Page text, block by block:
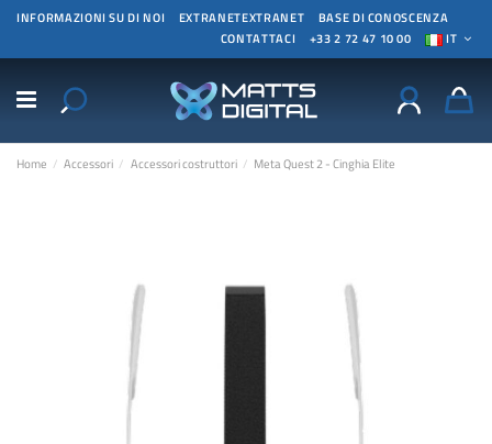
INFORMAZIONI SU DI NOI EXTRANETEXTRANET
BASE DI CONOSCENZA
CONTATTACI
+33 2 72 47 10 00 IT
Home Accessori Accessori costruttori Meta Quest 2 - Cinghia Elite